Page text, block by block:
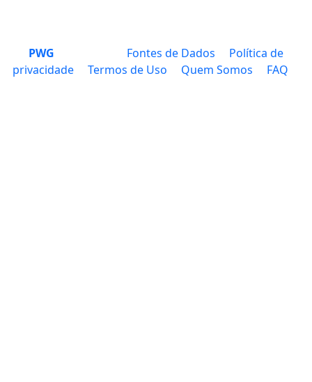
PWG Fontes de Dados
Política de
privacidade
Termos de Uso Quem Somos FAQ